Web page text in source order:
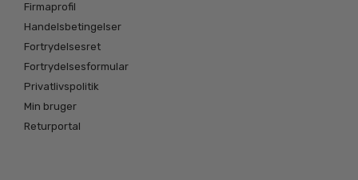
Firmaprofil
Handelsbetingelser
Fortrydelsesret
Fortrydelsesformular
Privatlivspolitik
Min bruger
Returportal